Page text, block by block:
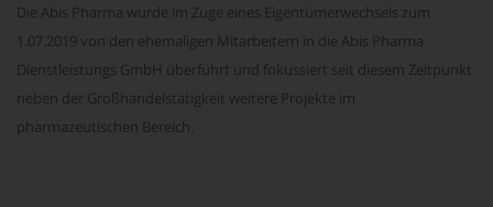
Die Abis Pharma wurde im Zuge eines Eigentümerwechsels zum
1.07.2019 von den ehemaligen Mitarbeitern in die Abis Pharma
Dienstleistungs GmbH überführt und fokussiert seit diesem Zeitpunkt
neben der Großhandelstätigkeit weitere Projekte im
pharmazeutischen Bereich.